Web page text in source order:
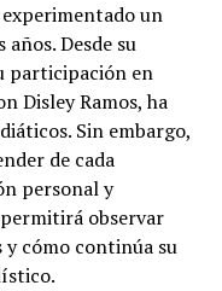
experimentado un
Desde su
participación en
Disley Ramos, ha
Sin embargo,
de cada
personal y
observar
y cómo continúa su